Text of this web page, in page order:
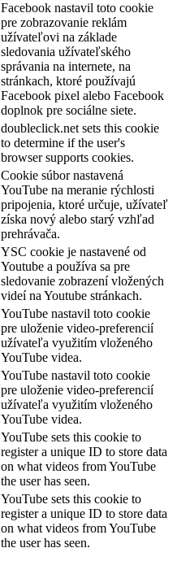
Facebook nastavil toto cookie
pre zobrazovanie reklám
užívateľovi na základe
sledovania užívateľského
správania na internete, na
stránkach, ktoré používajú
Facebook pixel alebo Facebook
doplnok pre sociálne siete.
doubleclick.net sets this cookie
to determine if the user's
browser supports cookies.
Cookie súbor nastavená
YouTube na meranie rýchlosti
pripojenia, ktoré určuje, užívateľ
získa nový alebo starý vzhľad
prehrávača.
YSC cookie je nastavené od
Youtube a používa sa pre
sledovanie zobrazení vložených
videí na Youtube stránkach.
YouTube nastavil toto cookie
pre uloženie video-preferencií
užívateľa využitím vloženého
YouTube videa.
YouTube nastavil toto cookie
pre uloženie video-preferencií
užívateľa využitím vloženého
YouTube videa.
YouTube sets this cookie to
register a unique ID to store data
on what videos from YouTube
the user has seen.
YouTube sets this cookie to
register a unique ID to store data
on what videos from YouTube
the user has seen.